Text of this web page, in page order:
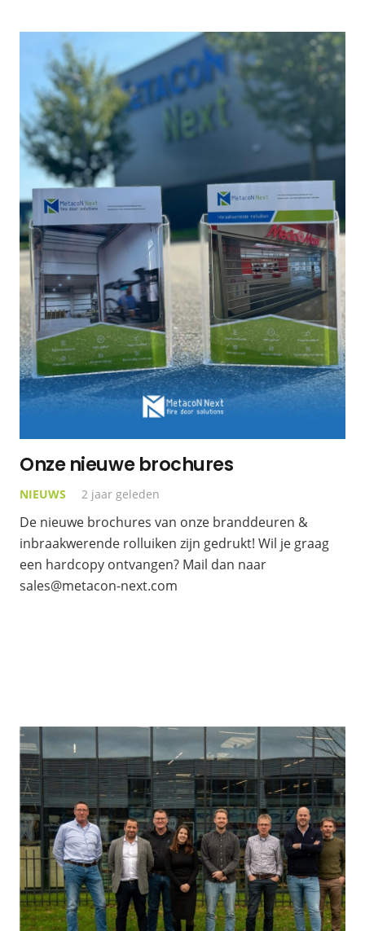
Onze nieuwe brochures
NIEUWS 2 jaar geleden
De nieuwe brochures van onze branddeuren &
inbraakwerende rolluiken zijn gedrukt! Wil je graag
een hardcopy ontvangen? Mail dan naar
sales@metacon-next.com